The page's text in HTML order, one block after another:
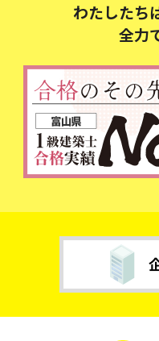
わたしたち
全力